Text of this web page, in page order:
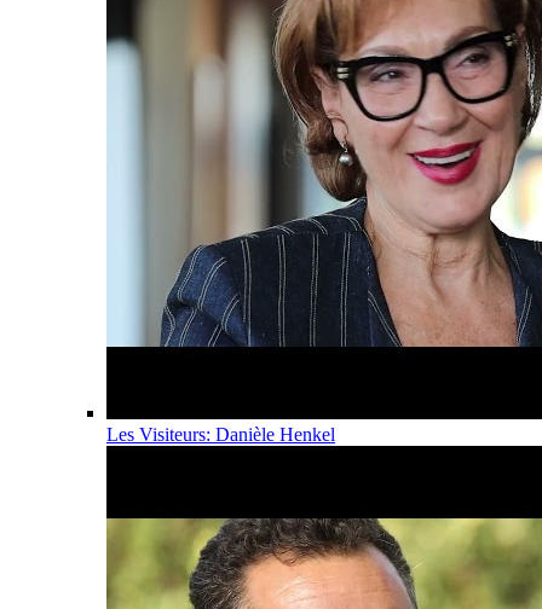
Les Visiteurs: Danièle Henkel